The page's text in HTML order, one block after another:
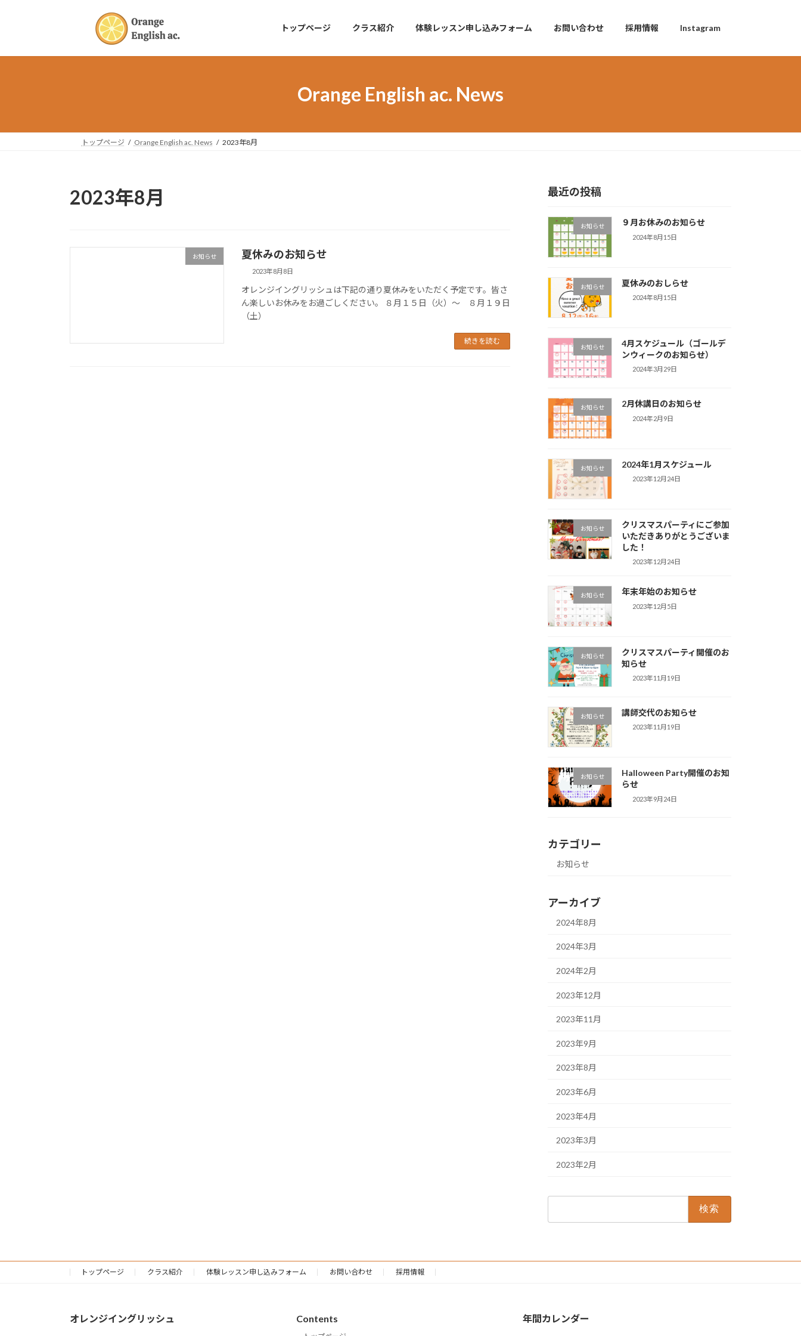
プ
動
トップページ クラス紹介 体験レッスン申し込みフォーム お問い合わせ 採用情報 Instagram
Orange English ac. News
トップページ Orange English ac. News 2023年8月
2023年8月
お知らせ 夏休みのお知らせ
2023年8月8日
オレンジイングリッシュは下記の通り夏休みをいただく予定です。皆さ
ん楽しいお休みをお過ごしください。 ８月１５日（火）～ ８月１９日
（土）
続きを読む
最近の投稿
お知らせ ９月お休みのお知らせ
2024年8月15日
お知らせ 夏休みのおしらせ
2024年8月15日
お知らせ
4月スケジュール（ゴールデ
ンウィークのお知らせ）
2024年3月29日
お知らせ 2月休講日のお知らせ
2024年2月9日
お知らせ 2024年1月スケジュール
2023年12月24日
お知らせ
クリスマスパーティにご参加
いただきありがとうございま
した！
2023年12月24日
お知らせ 年末年始のお知らせ
2023年12月5日
お知らせ
クリスマスパーティ開催のお
知らせ
2023年11月19日
お知らせ 講師交代のお知らせ
2023年11月19日
お知らせ
Halloween Party開催のお知
らせ
2023年9月24日
カテゴリー
お知らせ
アーカイブ
2024年8月
2024年3月
2024年2月
2023年12月
2023年11月
2023年9月
2023年8月
2023年6月
2023年4月
2023年3月
2023年2月
トップページ クラス紹介 体験レッスン申し込みフォーム お問い合わせ 採用情報
オレンジイングリッシュ Contents 年間カレンダー